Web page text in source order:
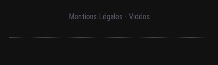
Mentions Légales Vidéos